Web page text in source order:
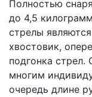
Полностью
до 4,5
стрелы
хвостовик,
подгонка
многим
очередь длине